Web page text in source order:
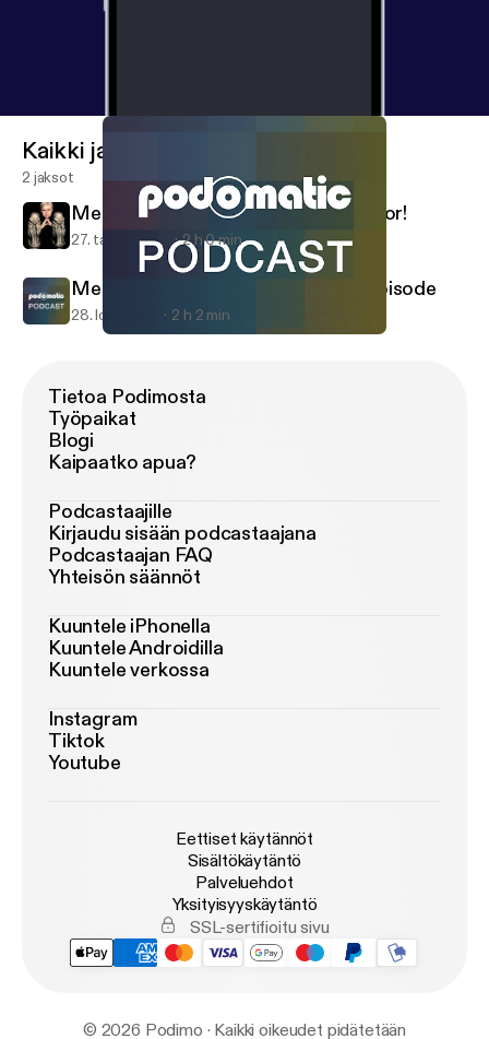
Kaikki jaksot
2 jaksot
Metalenema 1-25-14 - A special visitor!
27. tammi 2014 2 h 0 min
Metalenema 10-26-13 - The "Phil" episode
28. loka 2013 2 h 2 min
Tietoa Podimosta
Työpaikat
Blogi
Kaipaatko apua?
Podcastaajille
Kirjaudu sisään podcastaajana
Podcastaajan FAQ
Yhteisön säännöt
Kuuntele iPhonella
Kuuntele Androidilla
Kuuntele verkossa
Instagram
Tiktok
Youtube
Eettiset käytännöt
Sisältökäytäntö
Palveluehdot
Yksityisyyskäytäntö
SSL-sertifioitu sivu
© 2026 Podimo · Kaikki oikeudet pidätetään